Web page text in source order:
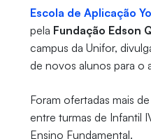
Escola de Aplicação
pela Fundação Edson
campus da Unifor,
de novos alunos para o
Foram ofertadas mais
entre turmas de Infantil
Ensino Fundamental.